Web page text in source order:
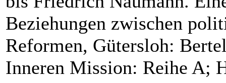
Beziehungen zwischen
Reformen, Gütersloh:
Inneren Mission: Reihe A;